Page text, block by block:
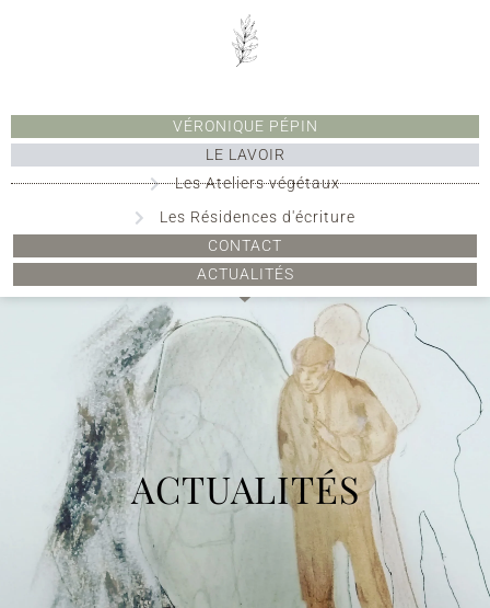
VÉRONIQUE PÉPIN
LE LAVOIR
Les Ateliers végétaux
Les Résidences d'écriture
CONTACT
ACTUALITÉS
ACTUALITÉS